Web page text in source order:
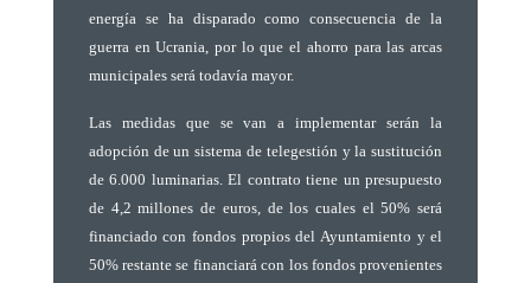
energía se ha disparado como consecuencia de la
guerra en Ucrania, por lo que el ahorro para las arcas
municipales será todavía mayor.
Las medidas que se van a implementar serán la
adopción de un sistema de telegestión y la sustitución
de 6.000 luminarias.El contrato tiene un presupuesto
de 4,2 millones de euros,de los cuales el 50% será
financiado con fondos propios del Ayuntamiento y el
50% restante se financiarácon los fondos provenientes